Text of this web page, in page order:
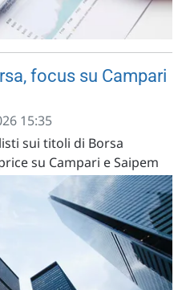
focus su Campari
15:35
sui titoli di Borsa
su Campari e Saipem